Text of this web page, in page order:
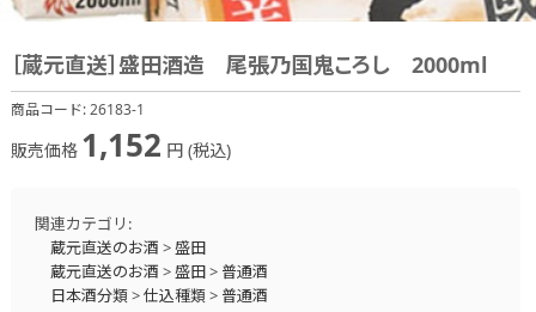
［蔵元直送］盛田酒造 尾張乃国鬼ころし 2000ml
商品コード:26183-1
販売価格 1,152 円 (税込)
関連カテゴリ:
蔵元直送のお酒 >盛田
蔵元直送のお酒 >盛田> 普通酒
日本酒分類>仕込種類> 普通酒